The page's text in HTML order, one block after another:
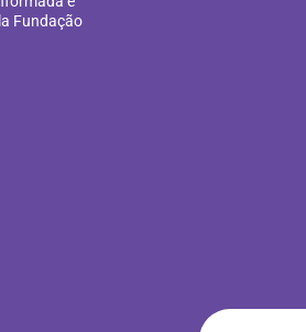
Fundação